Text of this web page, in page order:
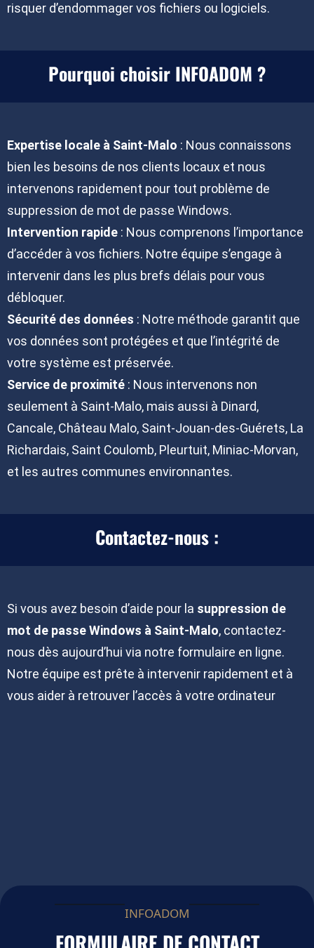
risquer d’endommager vos fichiers ou logiciels.
Pourquoi choisir INFOADOM ?
Expertise locale à Saint-Malo : Nous connaissons
bien les besoins de nos clients locaux et nous
intervenons rapidement pour tout problème de
suppression de mot de passe Windows.
Intervention rapide : Nous comprenons l’importance
d’accéder à vos fichiers. Notre équipe s’engage à
intervenir dans les plus brefs délais pour vous
débloquer.
Sécurité des données : Notre méthode garantit que
vos données sont protégées et que l’intégrité de
votre système est préservée.
Service de proximité : Nous intervenons non
seulement à Saint-Malo, mais aussi à Dinard,
Cancale, Château Malo, Saint-Jouan-des-Guérets, La
Richardais, Saint Coulomb, Pleurtuit, Miniac-Morvan,
et les autres communes environnantes.
Contactez-nous :
Si vous avez besoin d’aide pour la suppression de
mot de passe Windows à Saint-Malo, contactez-
nous dès aujourd’hui via notre formulaire en ligne.
Notre équipe est prête à intervenir rapidement et à
vous aider à retrouver l’accès à votre ordinateur
INFOADOM